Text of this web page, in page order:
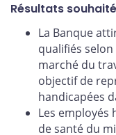
Résultats
La Banque
qualifiés
marché du
objectif de
handicapées
Les employés
de santé du